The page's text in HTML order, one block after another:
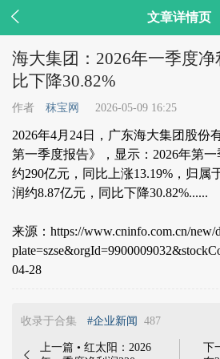
 文章详情页
海大集团：2026年一季度净
比下降30.82%
作者 秣宝网 2026-05-09 16:25
2026年4月24日，广东海大集团股份
第一季度报告》，显示：2026年第
约290亿元，同比上涨13.19%，归属
润约8.87亿元，同比下降30.82%......
来源：https://www.cninfo.com.cn/new/
04-28
收录于合集 #企业新闻 487

上一篇 • 红太阳：2026
下